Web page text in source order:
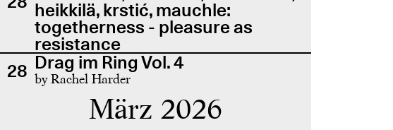
heikkilä, krstić, mauchle:
togetherness - pleasure as
resistance
28 Drag im Ring Vol. 4
by Rachel Harder
März 2026